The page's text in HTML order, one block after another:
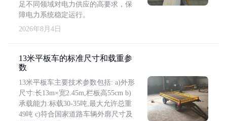
足不同领域对电力供应的高要求，保
障电力系统稳定运行。
2026年8月4日
13米平板车的标准尺寸和载重参
数
13米平板车主要技术参数包括: a)外形
尺寸:长13m×宽2.45m,栏板高55cm b)
承载能力:标载30-35吨,最大允许总重
49吨 c)符合国家道路车辆外廓尺寸及